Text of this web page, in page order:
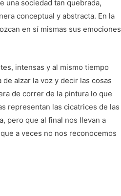
una sociedad tan quebrada,
conceptual y abstracta. En la
en sí mismas sus emociones
intensas y al mismo tiempo
alzar la voz y decir las cosas
de correr de la pintura lo que
representan las cicatrices de las
pero que al final nos llevan a
a veces no nos reconocemos